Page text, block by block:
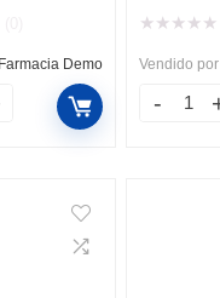
Farmacia Demo
★ ★ ★ ★ ★
Vendido por